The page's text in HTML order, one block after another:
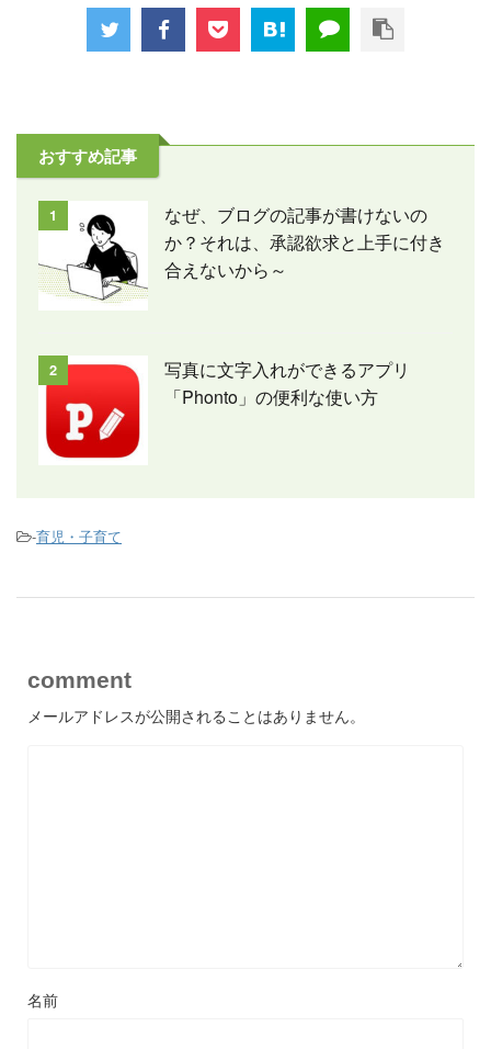
おすすめ記事
1
なぜ、ブログの記事が書けないの
か？それは、承認欲求と上手に付き
合えないから～
2
写真に文字入れができるアプリ
「Phonto」の便利な使い方
-育児・子育て
comment
メールアドレスが公開されることはありません。
名前